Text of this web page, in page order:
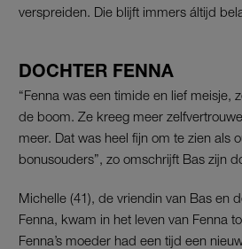
verspreiden. Die blijft immers áltijd
DOCHTER FENNA
“Fenna was een timide en lief meisje,
de boom. Ze kreeg meer
meer. Dat was heel fijn om te zien als
bonusouders”, zo omschrijft Bas zijn
Michelle (41), de vriendin van Bas en
Fenna, kwam in het leven van Fenna
Fenna’s moeder had een tijd een